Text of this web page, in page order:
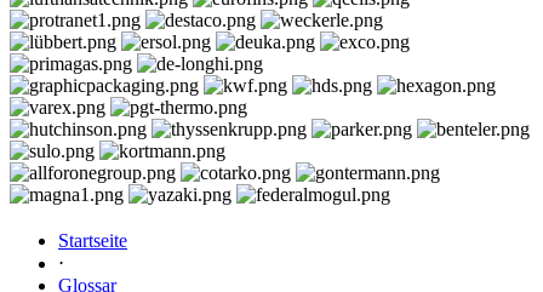
Startseite
⋅
Glossar